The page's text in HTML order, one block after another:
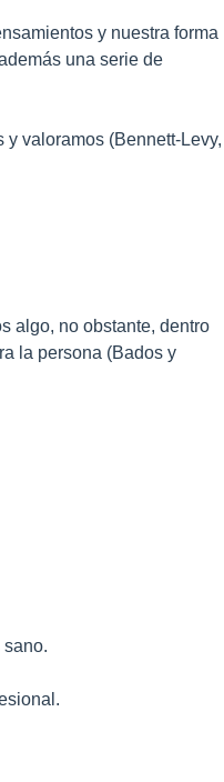
y nuestra forma
una serie de
valoramos (Bennett-Levy,
algo, no obstante, dentro
la persona (Bados y